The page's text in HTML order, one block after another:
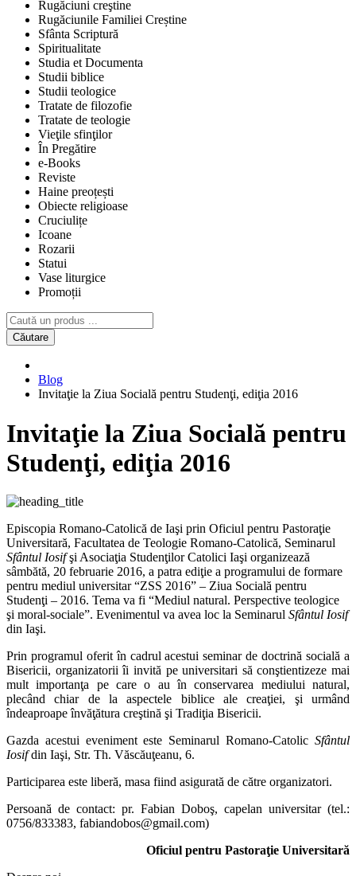
Rugăciuni creştine
Rugăciunile Familiei Creștine
Sfânta Scriptură
Spiritualitate
Studia et Documenta
Studii biblice
Studii teologice
Tratate de filozofie
Tratate de teologie
Vieţile sfinţilor
În Pregătire
e-Books
Reviste
Haine preoțești
Obiecte religioase
Cruciulițe
Icoane
Rozarii
Statui
Vase liturgice
Promoții
Căutare
Blog
Invitaţie la Ziua Socială pentru Studenţi, ediţia 2016
Invitaţie la Ziua Socială pentru
Studenţi, ediţia 2016
Episcopia Romano-Catolică de Iaşi prin Oficiul pentru Pastoraţie
Universitară, Facultatea de Teologie Romano-Catolică, Seminarul
Sfântul Iosifşi Asociaţia Studenţilor Catolici Iaşi organizează
sâmbătă, 20 februarie 2016, a patra ediţie a programului de formare
pentru mediul universitar “ZSS 2016” – Ziua Socială pentru
Studenţi – 2016. Tema va fi “Mediul natural. Perspective teologice
şi moral-sociale”. Evenimentul va avea loc la Seminarul Sfântul Iosif
din Iaşi.
Prin programul oferit în cadrul acestui seminar de doctrină socială a
Bisericii, organizatorii îi invită pe universitari să conştientizeze mai
mult importanţa pe care o au în conservarea mediului natural,
plecând chiar de la aspectele biblice ale creaţiei, şi urmând
îndeaproape învăţătura creştină şi Tradiţia Bisericii.
Gazda acestui eveniment este Seminarul Romano-Catolic Sfântul
Iosifdin Iaşi, Str. Th. Văscăuţeanu, 6.
Participarea este liberă, masa fiind asigurată de către organizatori.
Persoană de contact: pr. Fabian Doboş, capelan universitar (tel.:
0756/833383, fabiandobos@gmail.com)
Oficiul pentru Pastoraţie Universitară